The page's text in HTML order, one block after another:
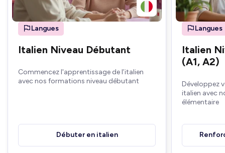
Langues
Italien Niveau Débutant
Commencez l'apprentissage de l’italien
avec nos formations niveau débutant
Débuter en italien
Langues
Italien
(A1, A2)
Développez
italien avec
élémentaire